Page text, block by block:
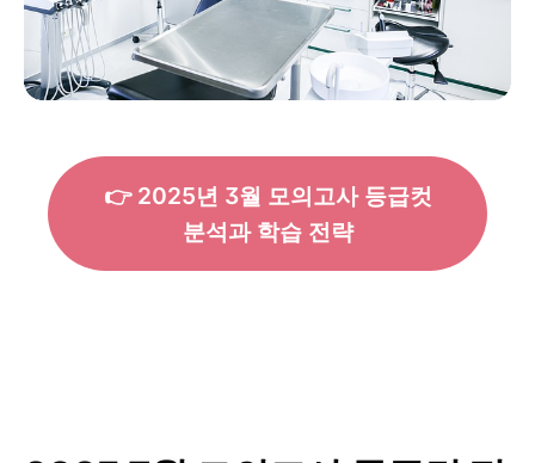
👉 2025년 3월 모의고사 등급컷
분석과 학습 전략